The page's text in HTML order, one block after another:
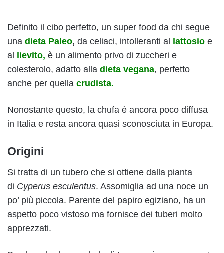
Definito il cibo perfetto, un super food da chi segue
una dieta Paleo, da celiaci, intolleranti al lattosio e
al
lievito, è un alimento privo di zuccheri e
colesterolo, adatto alla dieta vegana, perfetto
anche per quella crudista.
Nonostante questo, la chufa è ancora poco diffusa
in Italia e resta ancora quasi sconosciuta in Europa.
Origini
Si tratta di un tubero che si ottiene dalla pianta
di Cyperus esculentus. Assomiglia ad una noce un
po’ più piccola. Parente del papiro egiziano, ha un
aspetto poco vistoso ma fornisce dei tuberi molto
apprezzati.